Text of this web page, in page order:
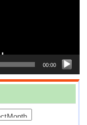
00:00